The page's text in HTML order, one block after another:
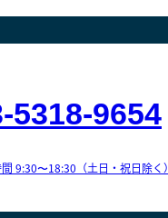
5318-9654
9:30〜18:30（土日・祝日除く）